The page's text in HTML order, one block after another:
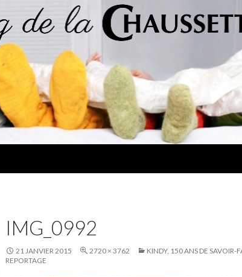
IMG_0992
21 JANVIER 2015 2720 × 3762
KINDY, 150 ANS DE SAVOIR-
REPORTAGE